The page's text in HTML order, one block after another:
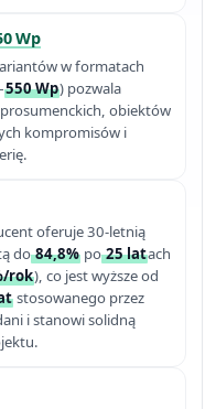
Wp
w formatach
550 Wp) pozwala
obiektów
kompromisów i
oferuje 30-letnią
do84,8% po25 latach
rok), co jest wyższe od
stosowanego przez
i stanowi solidną